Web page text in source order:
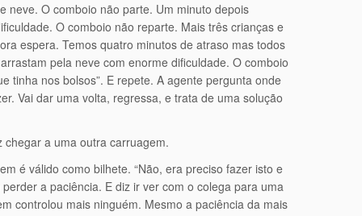
neve. O comboio não parte. Um minuto depois
O comboio não reparte. Mais três crianças e
espera. Temos quatro minutos de atraso mas todos
pela neve com enorme dificuldade. O comboio
tinha nos bolsos”. E repete. A agente pergunta onde
Vai dar uma volta, regressa, e trata de uma solução
a uma outra carruagem.
é válido como bilhete. “Não, era preciso fazer isto e
a paciência. E diz ir ver com o colega para uma
controlou mais ninguém. Mesmo a paciência da mais